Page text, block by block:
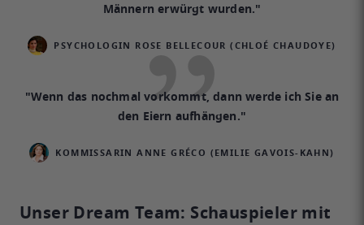
Männern erwürgt wurden."
PSYCHOLOGIN ROSE BELLECOUR (CHLOÉ CHAUDOYE)
"Wenn das nochmal vorkommt, dann werde ich Sie an
den Eiern aufhängen."
KOMMISSARIN ANNE GRÉCO (EMILIE GAVOIS-KAHN)
Unser Dream Team: Schauspieler mit